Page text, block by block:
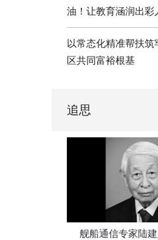
油！让教育涵润出彩
以常态化精准帮扶筑
区共同富裕根基
追思
舰船通信专家陆